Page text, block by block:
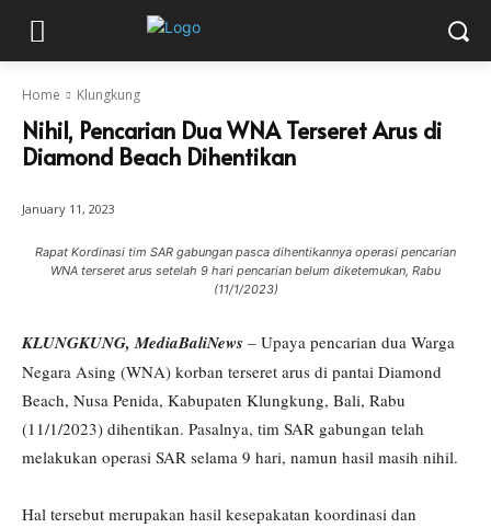
Home Klungkung
Nihil, Pencarian Dua WNA Terseret Arus di
Diamond Beach Dihentikan
January 11, 2023
Rapat Kordinasi tim SAR gabungan pasca dihentikannya operasi pencarian
WNA terseret arus setelah 9 hari pencarian belum diketemukan, Rabu
(11/1/2023)
KLUNGKUNG, MediaBaliNews – Upaya pencarian dua Warga
Negara Asing (WNA) korban terseret arus di pantai Diamond
Beach, Nusa Penida, Kabupaten Klungkung, Bali, Rabu
(11/1/2023) dihentikan. Pasalnya, tim SAR gabungan telah
melakukan operasi SAR selama 9 hari, namun hasil masih nihil.
Hal tersebut merupakan hasil kesepakatan koordinasi dan